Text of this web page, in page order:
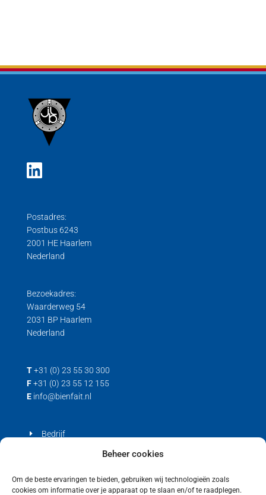
Beheer cookies
Om de beste ervaringen te bieden, gebruiken wij technologieën zoals
cookies om informatie over je apparaat op te slaan en/of te raadplegen.
Postadres:
Postbus 6243
2001 HE Haarlem
Nederland
Bezoekadres:
Waarderweg 54
2031 BP Haarlem
Nederland
T +31 (0) 23 55 30 300
F +31 (0) 23 55 12 155
E info@bienfait.nl
Bedrijf